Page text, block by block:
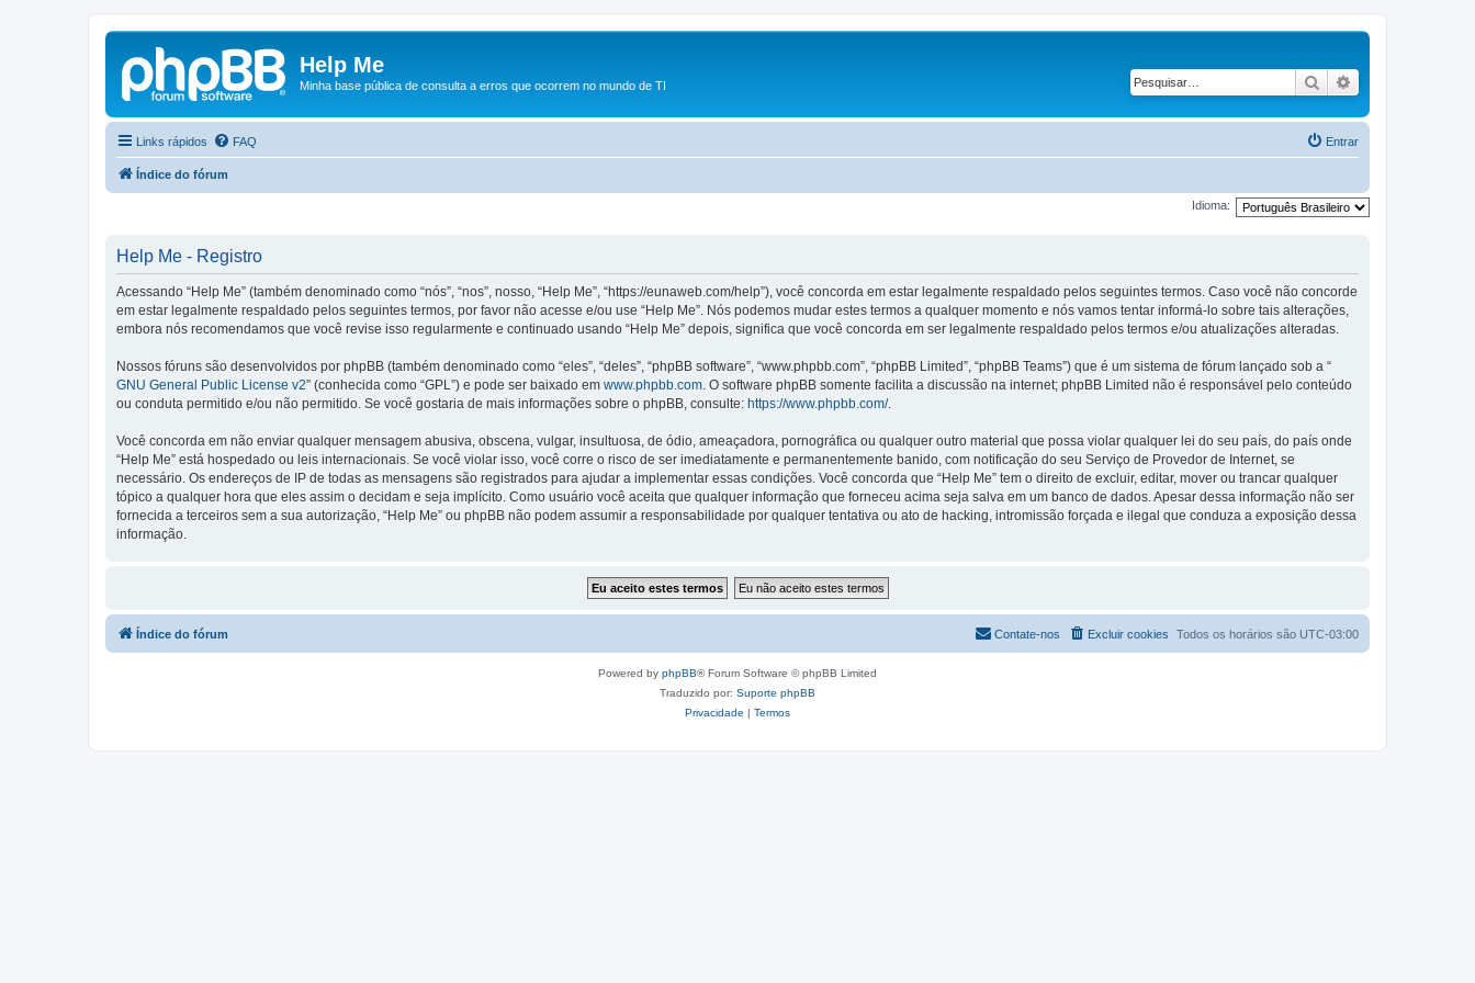
Help Me
Minha base pública de consulta a erros que ocorrem no mundo de TI Pesquisar
Links rápidos FAQ Entrar
Índice do fórum
Idioma:
Help Me - Registro
Acessando “Help Me” (também denominado como “nós”, “nos”, nosso, “Help Me”, “https://eunaweb.com/help”), você concorda em estar legalmente respaldado pelos seguintes termos. Caso você não concorde
em estar legalmente respaldado pelos seguintes termos, por favor não acesse e/ou use “Help Me”. Nós podemos mudar estes termos a qualquer momento e nós vamos tentar informá-lo sobre tais alterações,
embora nós recomendamos que você revise isso regularmente e continuado usando “Help Me” depois, significa que você concorda em ser legalmente respaldado pelos termos e/ou atualizações alteradas.
Nossos fóruns são desenvolvidos por phpBB (também denominado como “eles”, “deles”, “phpBB software”, “www.phpbb.com”, “phpBB Limited”, “phpBB Teams”) que é um sistema de fórum lançado sob a “
GNU General Public License v2” (conhecida como “GPL”) e pode ser baixado em www.phpbb.com. O software phpBB somente facilita a discussão na internet; phpBB Limited não é responsável pelo conteúdo
ou conduta permitido e/ou não permitido. Se você gostaria de mais informações sobre o phpBB, consulte: https://www.phpbb.com/.
Você concorda em não enviar qualquer mensagem abusiva, obscena, vulgar, insultuosa, de ódio, ameaçadora, pornográfica ou qualquer outro material que possa violar qualquer lei do seu país, do país onde
“Help Me” está hospedado ou leis internacionais. Se você violar isso, você corre o risco de ser imediatamente e permanentemente banido, com notificação do seu Serviço de Provedor de Internet, se
necessário. Os endereços de IP de todas as mensagens são registrados para ajudar a implementar essas condições. Você concorda que “Help Me” tem o direito de excluir, editar, mover ou trancar qualquer
tópico a qualquer hora que eles assim o decidam e seja implícito. Como usuário você aceita que qualquer informação que forneceu acima seja salva em um banco de dados. Apesar dessa informação não ser
fornecida a terceiros sem a sua autorização, “Help Me” ou phpBB não podem assumir a responsabilidade por qualquer tentativa ou ato de hacking, intromissão forçada e ilegal que conduza a exposição dessa
informação.
Índice do fórum Todos os horários são UTC-03:00
Excluir cookies
Contate-nos
Powered by phpBB® Forum Software © phpBB Limited
Traduzido por: Suporte phpBB
Privacidade | Termos